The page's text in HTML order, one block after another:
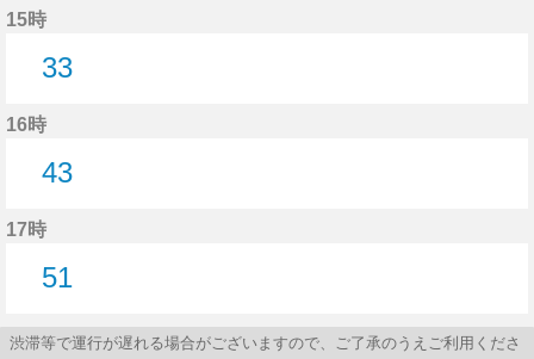
15時
33
16時
43
17時
51
渋滞等で運行が遅れる場合がございますので、ご了承のうえご利用くださ